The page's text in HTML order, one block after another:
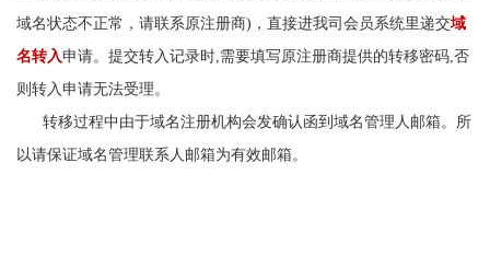
域名状态不正常，请联系原注册商)，直接进我司会员系统里递交域
名转入申请。提交转入记录时,需要填写原注册商提供的转移密码,否
则转入申请无法受理。
转移过程中由于域名注册机构会发确认函到域名管理人邮箱。所
以请保证域名管理联系人邮箱为有效邮箱。